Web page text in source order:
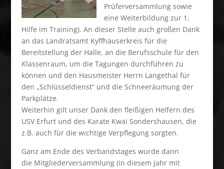
Prüferversammlung sowie
eine Weiterbildung zur 1.
Hilfe im Training). An dieser Stelle auch großen Dank
an das Landratsamt Kyffhäuserkreis für die
Bereitstellung der Halle, an die Berufsschule für den
Klassenraum, um die Tagungen durchführen zu
können und den Hausmeister Herrn Langethal für
den „Schlüsseldienst“ und die Schneeräumung der
Parkplätze.
Weiterhin gilt unser Dank den fleißigen Helfern des
USV Erfurt und des Karate Kwai Sondershausen, die
z.B. auch für die wichtige Verpflegung sorgten.
Ganz am Ende des Verbandstages wurde dann
die Mitgliederversammlung (in diesem Jahr mit